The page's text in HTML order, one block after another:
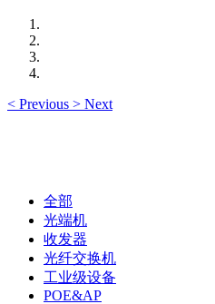
< Previous > Next
全部
光端机
收发器
光纤交换机
工业级设备
POE&AP